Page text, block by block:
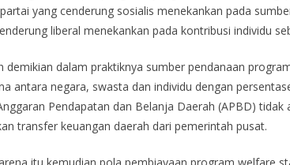
yang cenderung sosialis menekankan pada
liberal menekankan pada kontribusi individu
demikian dalam praktiknya sumber pendanaan
antara negara, swasta dan individu dengan
Pendapatan dan Belanja Daerah (APBD) tidak
transfer keuangan daerah dari pemerintah pusat.